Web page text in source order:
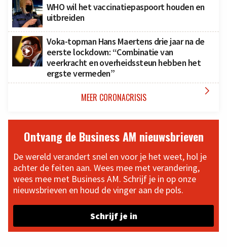
WHO wil het vaccinatiepaspoort houden en
uitbreiden
Voka-topman Hans Maertens drie jaar na de
eerste lockdown: “Combinatie van
veerkracht en overheidssteun hebben het
ergste vermeden”
MEER CORONACRISIS 
Ontvang de Business AM nieuwsbrieven
De wereld verandert snel en voor je het weet, hol je
achter de feiten aan. Wees mee met verandering,
wees mee met Business AM. Schrijf je in op onze
nieuwsbrieven en houd de vinger aan de pols.
Schrijf je in